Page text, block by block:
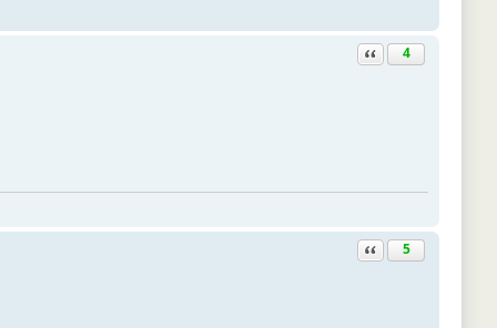
Ответить с цитатой
4
Ответить с цитатой
5